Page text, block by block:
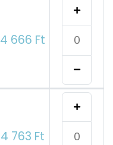
4 666 Ft
4 763 Ft